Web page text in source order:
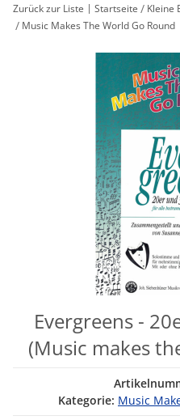
Zurück zur Liste Startseite
Kleine
Music Makes The World Go Round
Evergreens -
(Music makes
Kategorie: Music